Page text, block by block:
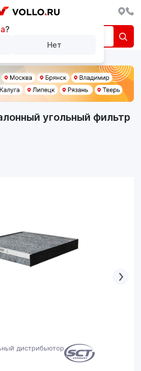
дистрибьютор
угольный фильтр
?
Нет